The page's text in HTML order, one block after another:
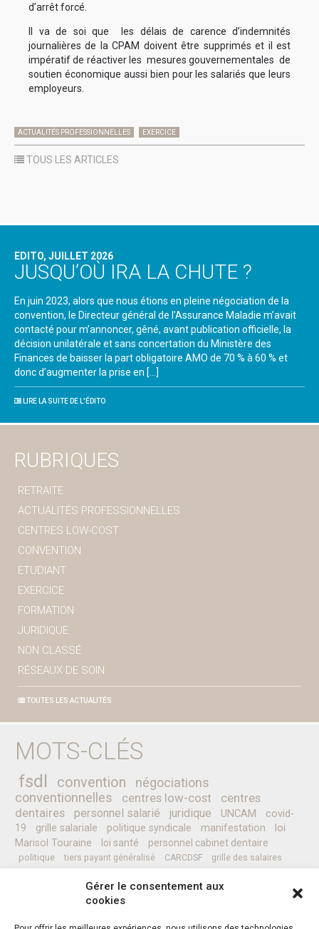
Gérer le consentement aux
cookies
d’arrêt forcé.
Il va de soi que les délais de carence d’indemnités
journalières de la CPAM doivent être supprimés et il est
impératif de réactiver les mesures gouvernementales de
soutien économique aussi bien pour les salariés que leurs
employeurs.
ACTUALITÉS PROFESSIONNELLES EXERCICE
TOUS LES ARTICLES
EDITO, JUILLET 2026
JUSQU’OÙ IRA LA CHUTE ?
En juin 2023, alors que nous étions en pleine négociation de la
convention, le Directeur général de l’Assurance Maladie m’avait
contacté pour m’annoncer, gêné, avant publication officielle, la
décision unilatérale et sans concertation du Ministère des
Finances de baisser la part obligatoire AMO de 70 % à 60 % et
donc d’augmenter la prise en […]
LIRE LA SUITE DE L'ÉDITO
RUBRIQUES
RETRAITE
ACTUALITÉS PROFESSIONNELLES
CENTRES LOW-COST
CONVENTION
ETUDIANT
EXERCICE
FORMATION
JURIDIQUE
NON CLASSÉ
RÉSEAUX DE SOIN
TOUTES LES ACTUALITÉS
MOTS-CLÉS
fsdl convention
négociations
conventionnelles
centres low-cost
centres
dentaires
personnel salarié juridique UNCAM
covid-
19
grille salariale politique syndicale manifestation
loi
Marisol Touraine
loi santé personnel cabinet dentaire
politique tiers payant généralisé CARCDSF
grille des salaires
complémentaires santé
secret médical sénat CCAM
professionnels de santé